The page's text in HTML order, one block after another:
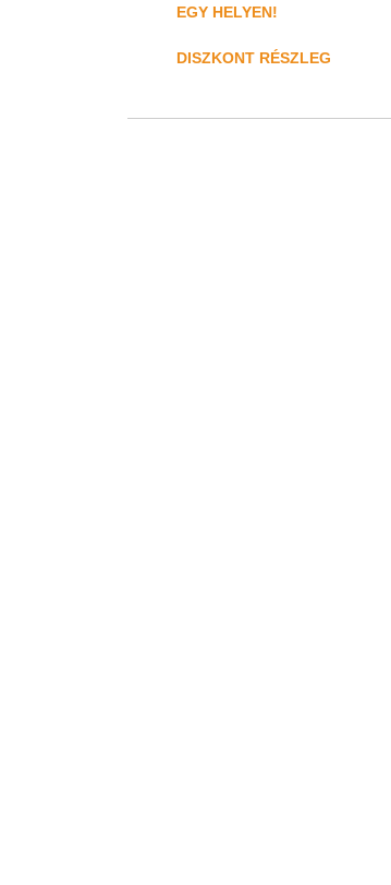
EGY HELYEN!
DISZKONT RÉSZLEG